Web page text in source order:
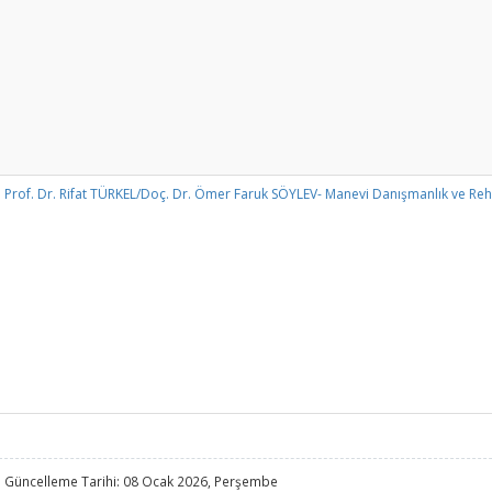
Prof. Dr. Rifat TÜRKEL/Doç. Dr. Ömer Faruk SÖYLEV- Manevi Danışmanlık ve
Güncelleme Tarihi: 08 Ocak 2026, Perşembe